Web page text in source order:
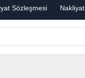
Sözleşmesi